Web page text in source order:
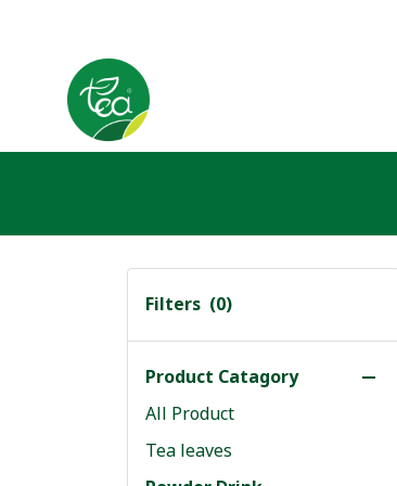
Filters (0)
Product Catagory
All Product
Tea leaves